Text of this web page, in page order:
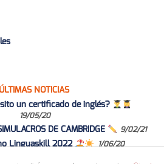
ÚLTIMAS NOTICIAS
un certificado de inglés?
19/05/20
DE CAMBRIDGE 9/02/21
Linguaskill 2022 1/06/20